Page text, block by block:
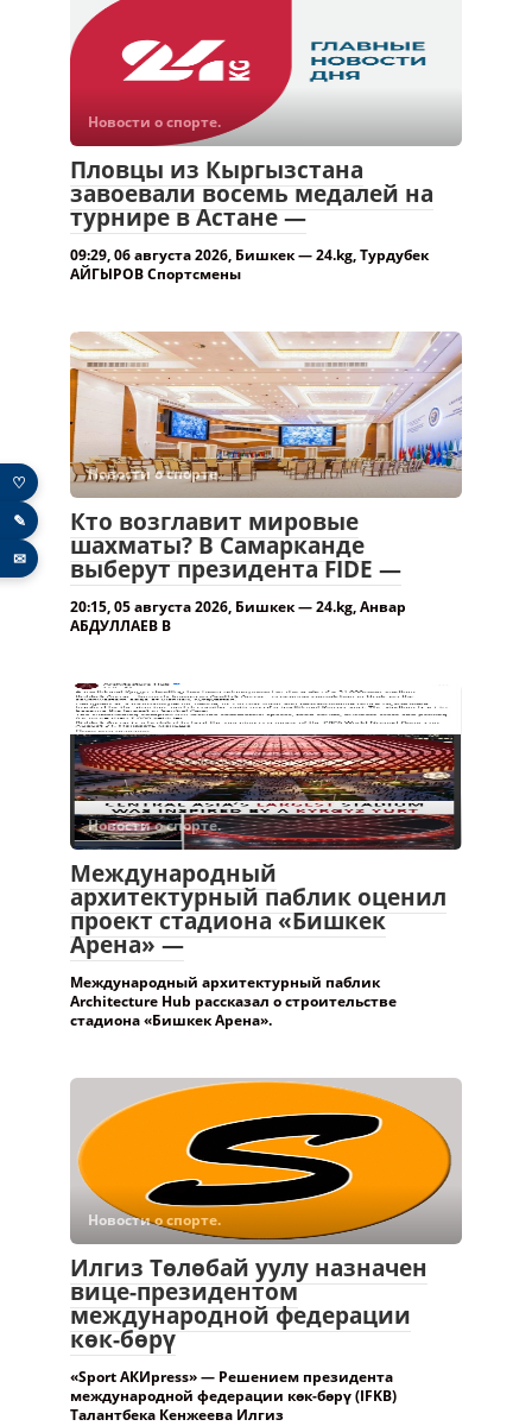
Новости о спорте.
Пловцы из Кыргызстана
завоевали восемь медалей на
турнире в Астане —
09:29, 06 августа 2026, Бишкек — 24.kg, Турдубек
АЙГЫРОВ Спортсмены
Новости о спорте.
Кто возглавит мировые
шахматы? В Самарканде
выберут президента FIDE —
20:15, 05 августа 2026, Бишкек — 24.kg, Анвар
АБДУЛЛАЕВ В
Новости о спорте.
Международный
архитектурный паблик оценил
проект стадиона «Бишкек
Арена» —
Международный архитектурный паблик
Architecture Hub рассказал о строительстве
стадиона «Бишкек Арена».
Новости о спорте.
Илгиз Төлөбай уулу назначен
вице-президентом
международной федерации
көк-бөрү
«Sport АКИpress» — Решением президента
международной федерации көк-бөрү (IFKB)
Талантбека Кенжеева Илгиз
♡
✎
✉